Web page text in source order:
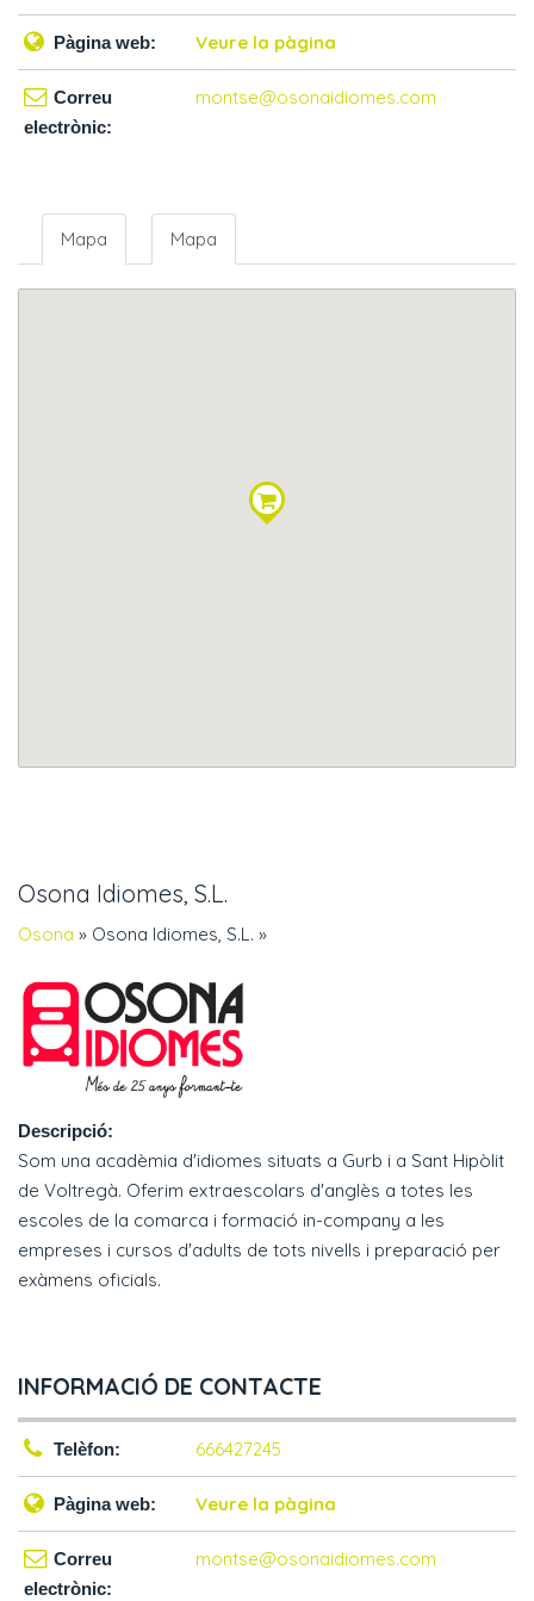
Pàgina web: Veure la pàgina
Correu
electrònic:
montse@osonaidiomes.com
Mapa Mapa
Osona Idiomes, S.L.
Osona » Osona Idiomes, S.L. »
Descripció:
Som una acadèmia d'idiomes situats a Gurb i a Sant Hipòlit
de Voltregà. Oferim extraescolars d'anglès a totes les
escoles de la comarca i formació in-company a les
empreses i cursos d'adults de tots nivells i preparació per
exàmens oficials.
INFORMACIÓ DE CONTACTE
Telèfon: 666427245
Pàgina web: Veure la pàgina
Correu
electrònic:
montse@osonaidiomes.com